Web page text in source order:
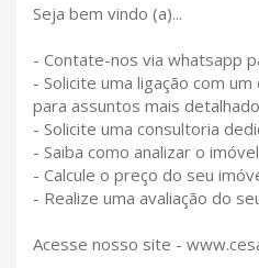
Seja bem vindo (a)...
- Contate-nos via whatsapp
- Solicite uma ligação com
para assuntos mais
- Solicite uma consultoria
- Saiba como analizar o
- Calcule o preço do seu
- Realize uma avaliação do
Acesse nosso site -